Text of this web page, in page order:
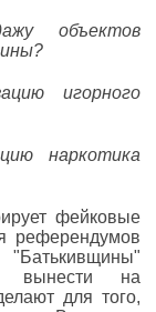
объектов
игорного
наркотика
фейковые
референдумов
вынести на
для того,